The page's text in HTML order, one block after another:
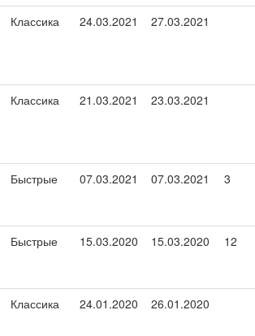
Классика 24.03.2021 27.03.2021
Классика 21.03.2021 23.03.2021
Быстрые 07.03.2021 07.03.2021 3
Быстрые 15.03.2020 15.03.2020 12
Классика 24.01.2020 26.01.2020